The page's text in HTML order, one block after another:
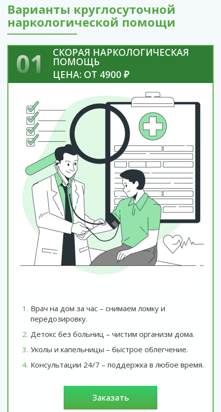
Варианты круглосуточной
наркологической помощи
01 СКОРАЯ НАРКОЛОГИЧЕСКАЯ
ПОМОЩЬ
ЦЕНА: ОТ 4900 ₽
Врач на дом за час – снимаем ломку и
передозировку.
Детокс без больниц – чистим организм дома.
Уколы и капельницы – быстрое облегчение.
Консультации 24/7 – поддержка в любое время.
заказать